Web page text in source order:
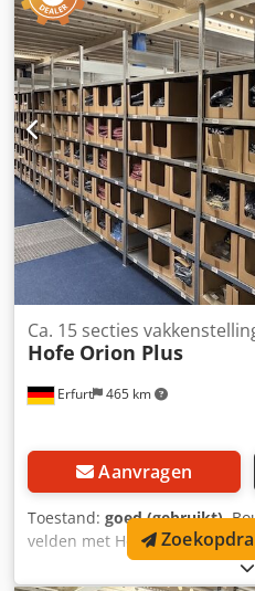
Erfurt 465 km
Ca. 15 secties
Hofe Orion Plus
Aanvragen
Toestand: goed (gebruikt),
velden met Hofe-
0,80 m diep, framehoogte 2